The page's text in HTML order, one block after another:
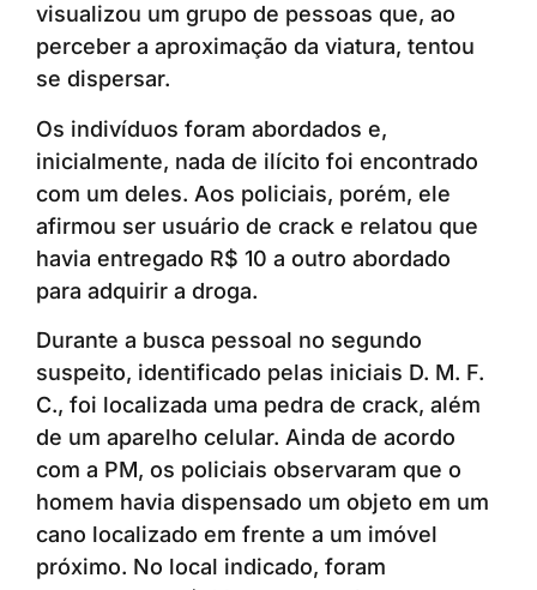
visualizou um grupo de pessoas que, ao
perceber a aproximação da viatura, tentou
se dispersar.
Os indivíduos foram abordados e,
inicialmente, nada de ilícito foi encontrado
com um deles. Aos policiais, porém, ele
afirmou ser usuário de crack e relatou que
havia entregado R$ 10 a outro abordado
para adquirir a droga.
Durante a busca pessoal no segundo
suspeito, identificado pelas iniciais D. M. F.
C., foi localizada uma pedra de crack, além
de um aparelho celular. Ainda de acordo
com a PM, os policiais observaram que o
homem havia dispensado um objeto em um
cano localizado em frente a um imóvel
próximo. No local indicado, foram